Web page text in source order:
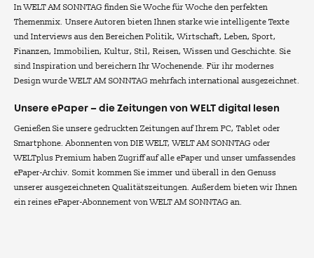
In WELT AM SONNTAG finden Sie Woche für Woche den perfekten
Themenmix. Unsere Autoren bieten Ihnen starke wie intelligente Texte
und Interviews aus den Bereichen Politik, Wirtschaft, Leben, Sport,
Finanzen, Immobilien, Kultur, Stil, Reisen, Wissen und Geschichte. Sie
sind Inspiration und bereichern Ihr Wochenende. Für ihr modernes
Design wurde WELT AM SONNTAG mehrfach international ausgezeichnet.
Unsere ePaper – die Zeitungen von WELT digital lesen
Genießen Sie unsere gedruckten Zeitungen auf Ihrem PC, Tablet oder
Smartphone. Abonnenten von DIE WELT, WELT AM SONNTAG oder
WELTplus Premium haben Zugriff auf alle ePaper und unser umfassendes
ePaper-Archiv. Somit kommen Sie immer und überall in den Genuss
unserer ausgezeichneten Qualitätszeitungen. Außerdem bieten wir Ihnen
ein reines ePaper-Abonnement von WELT AM SONNTAG an.